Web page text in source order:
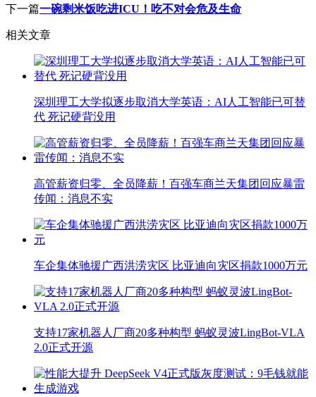
下一篇一碗剩米饭吃进ICU！吃不对会危及生命
相关文章
深圳理工大学拟逐步取消大学英语：AI人工智能已可替
代 死记硬背没用
高管薪资归零、全员降薪！百强车商兰天集团回应暴雷
传闻：消息不实
车企集体驰援广西洪涝灾区 比亚迪向灾区捐款1000万元
支持17家机器人厂商20多种构型 蚂蚁灵波LingBot-VLA
2.0正式开源